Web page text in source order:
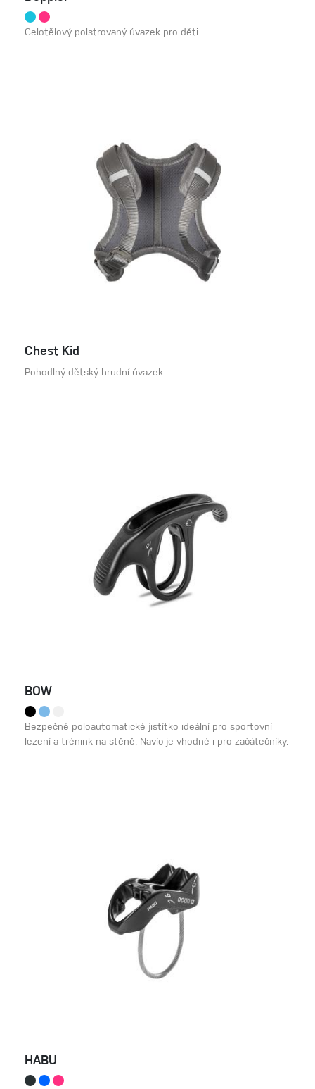
Celotělový polstrovaný úvazek pro děti
Chest Kid
Pohodlný dětský hrudní úvazek
BOW
Bezpečné poloautomatické jistítko ideální pro sportovní
lezení a trénink na stěně. Navíc je vhodné i pro začátečníky.
HABU